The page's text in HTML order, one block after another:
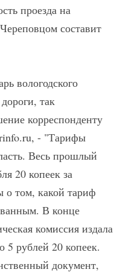
проезда на
составит
вологодского
так
корреспонденту
- "Тарифы
Весь прошлый
20 копеек за
о том, какой тариф
В конце
комиссия издала
рублей 20 копеек.
документ,